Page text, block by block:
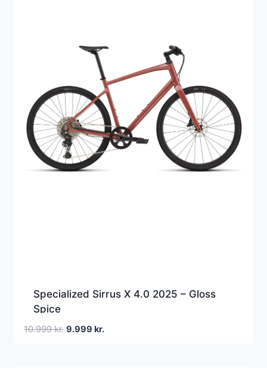
Specialized Sirrus X 4.0 2025 – Gloss
Spice
10.999kr. Den
9.999 kr.Den